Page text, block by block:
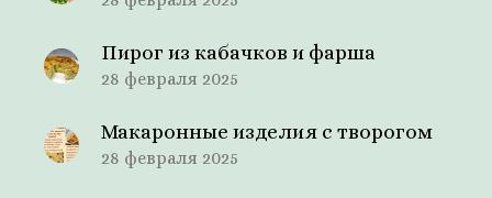
Пирог из кабачков и фарша
28 февраля 2025
Макаронные изделия с творогом
28 февраля 2025